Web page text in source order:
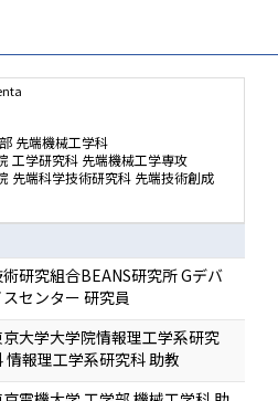
先端機械工学科
工学研究科 先端機械工学専攻
先端科学技術研究科 先端技術創成
術研究組合BEANS研究所 Gデバ
スセンター 研究員
大学大学院情報理工学系研究
情報理工学系研究科 助教